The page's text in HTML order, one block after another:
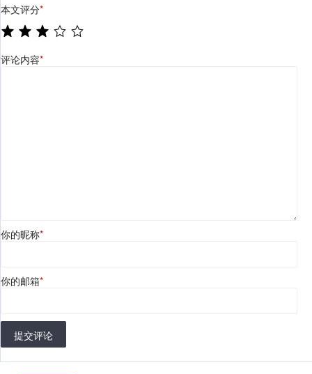
本文评分*
评论内容*
你的昵称*
你的邮箱*
提交评论